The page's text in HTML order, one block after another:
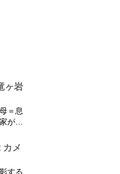
ヶ岩
＝息
があ
って
！
カメ
する